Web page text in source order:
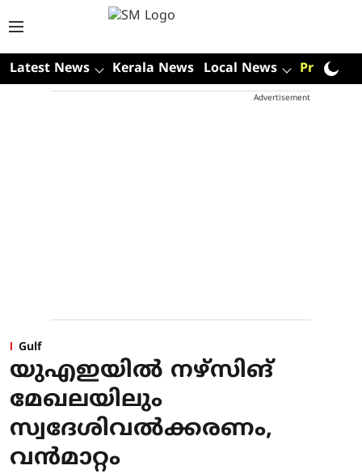
Latest News Kerala News Local News Premium
Advertisement
Gulf
യുഎഇയില്‍ നഴ്‌സിങ്
മേഖലയിലും
സ്വദേശിവല്‍ക്കരണം,
വന്‍മാറ്റം